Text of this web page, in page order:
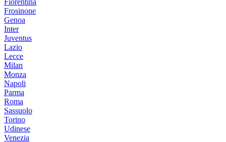
Fiorentina
Frosinone
Genoa
Inter
Juventus
Lazio
Lecce
Milan
Monza
Napoli
Parma
Roma
Sassuolo
Torino
Udinese
Venezia